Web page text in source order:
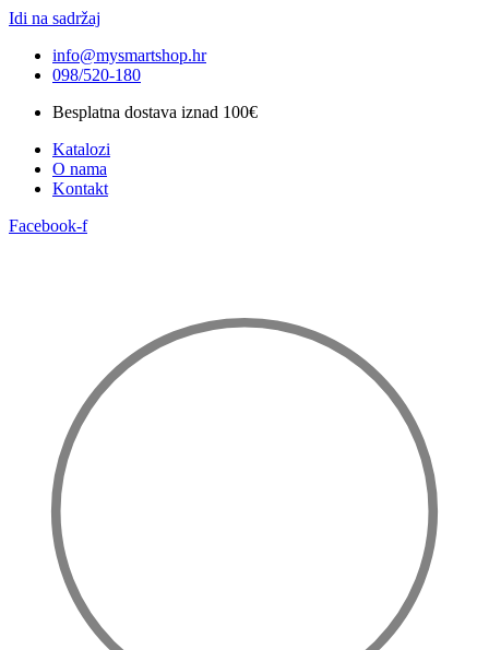
Idi na sadržaj
info@mysmartshop.hr
098/520-180
Besplatna dostava iznad 100€
Katalozi
O nama
Kontakt
Facebook-f